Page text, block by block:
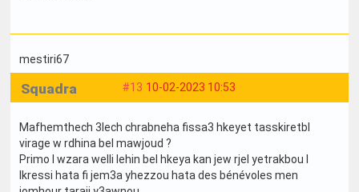
mestiri67
#13 10-02-2023 10:53
Squadra
Mafhemthech 3lech chrabneha fissa3 hkeyet tasskiretbl
virage w rdhina bel mawjoud ?
Primo l wzara welli lehin bel hkeya kan jew rjel yetrakbou l
lkressi hata fi jem3a yhezzou hata des bénévoles men